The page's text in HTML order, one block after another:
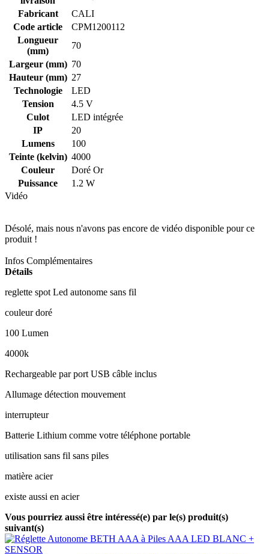
Fabricant
CALI
Code article
CPM1200112
Longueur
(mm)
70
Largeur (mm) 70
Hauteur (mm) 27
Technologie
LED
Tension
4.5 V
Culot
LED intégrée
IP
20
Lumens
100
Teinte (kelvin) 4000
Couleur
Doré Or
Puissance
1.2 W
Vidéo
Désolé, mais nous n'avons pas encore de vidéo disponible pour ce
produit !
Infos Complémentaires
Détails
reglette spot Led autonome sans fil
couleur doré
100 Lumen
4000k
Rechargeable par port USB câble inclus
Allumage détection mouvement
interrupteur
Batterie Lithium comme votre téléphone portable
utilisation sans fil sans piles
matière acier
existe aussi en acier
Vous pourriez aussi être intéressé(e) par le(s) produit(s)
suivant(s)